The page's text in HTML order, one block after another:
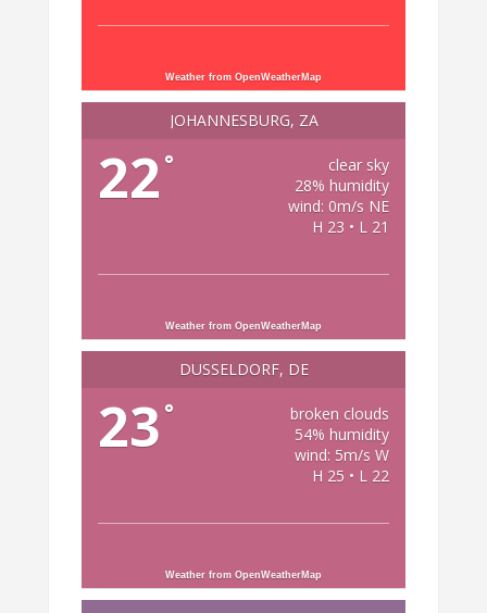
Weather from OpenWeatherMap
JOHANNESBURG, ZA
22 °
clear sky
28% humidity
wind: 0m/s NE
H 23 • L 21
Weather from OpenWeatherMap
DÜSSELDORF, DE
23 °
broken clouds
54% humidity
wind: 5m/s W
H 25 • L 22
Weather from OpenWeatherMap